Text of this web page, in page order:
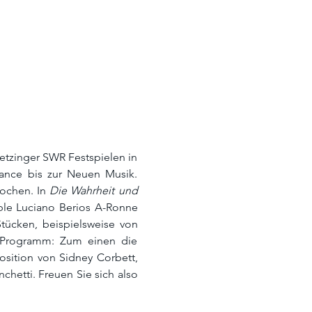
SWR Festspielen in
bis zur Neuen Musik.
In Die Wahrheit und
Luciano Berios A-Ronne
beispielsweise von
Zum einen die
von Sidney Corbett,
Freuen Sie sich also